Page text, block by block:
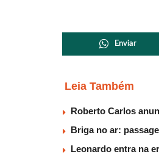
Enviar
Leia Também
Roberto Carlos
Briga no ar:
Leonardo entra na